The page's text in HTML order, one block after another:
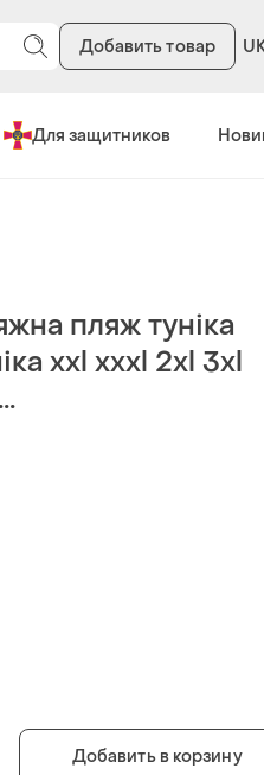
Добавить товар
Для защитников
пляж туніка
xxl xxxl 2xl 3xl
Добавить в корзину